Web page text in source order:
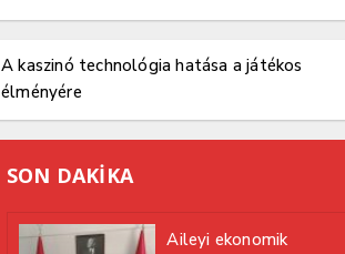
A kaszinó technológia hatása a játékos
élményére
SON DAKİKA
Aileyi ekonomik